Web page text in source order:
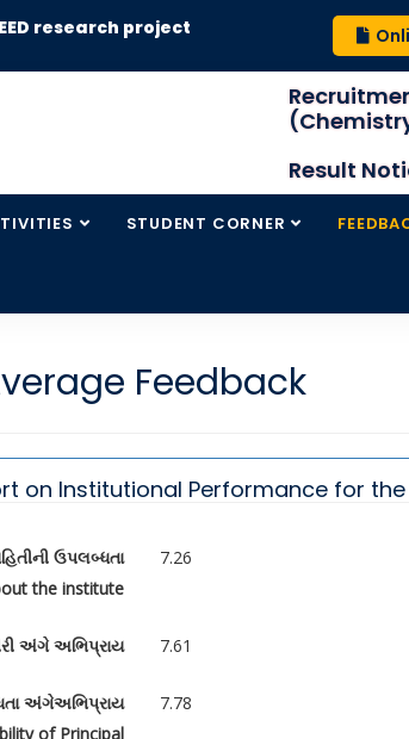
research project
Result
STUDENT CORNER
Feedback
on Institutional Performance for the
ઉપલબ્ધતા
the institute
7.26
અંગે અભિપ્રાય 7.61
અંગેઅભિપ્રાય
of Principal
7.78